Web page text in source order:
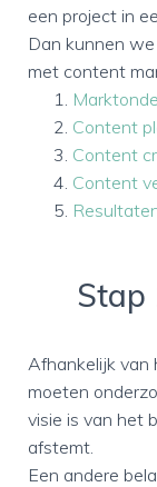
een project in
Dan kunnen
met content
Content
Content
Content
Stap
Afhankelijk van
moeten
visie is van het
afstemt.
Een andere